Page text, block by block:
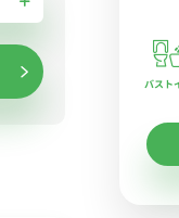
バスト